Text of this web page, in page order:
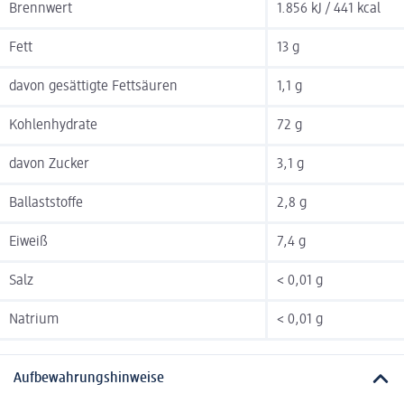
Brennwert 1.856 kJ / 441 kcal
Fett 13 g
davon gesättigte Fettsäuren 1,1 g
Kohlenhydrate 72 g
davon Zucker 3,1 g
Ballaststoffe 2,8 g
Eiweiß 7,4 g
Salz < 0,01 g
Natrium < 0,01 g
Aufbewahrungshinweise